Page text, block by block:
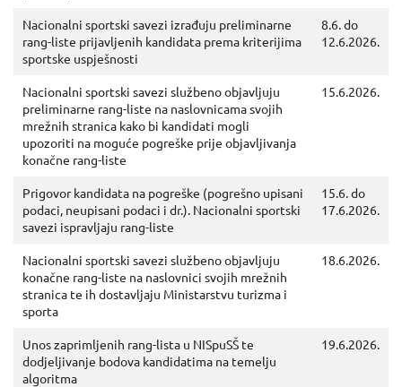
Nacionalni sportski savezi izrađuju preliminarne
rang-liste prijavljenih kandidata prema kriterijima
sportske uspješnosti
8.6. do
12.6.2026.
Nacionalni sportski savezi službeno objavljuju
preliminarne rang-liste na naslovnicama svojih
mrežnih stranica kako bi kandidati mogli
upozoriti na moguće pogreške prije objavljivanja
konačne rang-liste
15.6.2026.
Prigovor kandidata na pogreške (pogrešno upisani
podaci, neupisani podaci i dr.). Nacionalni sportski
savezi ispravljaju rang-liste
15.6. do
17.6.2026.
Nacionalni sportski savezi službeno objavljuju
konačne rang-liste na naslovnici svojih mrežnih
stranica te ih dostavljaju Ministarstvu turizma i
sporta
18.6.2026.
Unos zaprimljenih rang-lista u NISpuSŠ te
dodjeljivanje bodova kandidatima na temelju
algoritma
19.6.2026.